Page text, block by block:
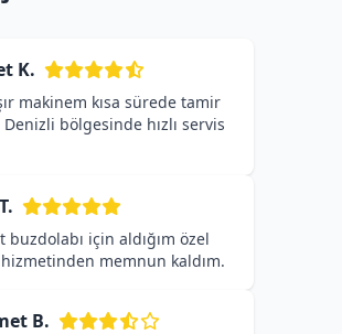
K.
makinem kısa sürede tamir
bölgesinde hızlı servis
buzdolabı için aldığım özel
memnun kaldım.
B.